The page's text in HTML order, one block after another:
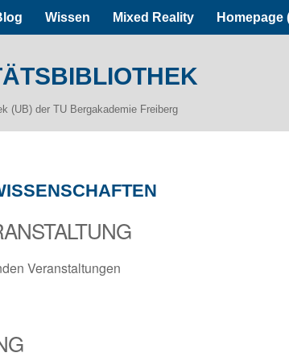
Wissen Mixed Reality Homepage
(UB) der TU Bergakademie Freiberg
Veranstaltungen